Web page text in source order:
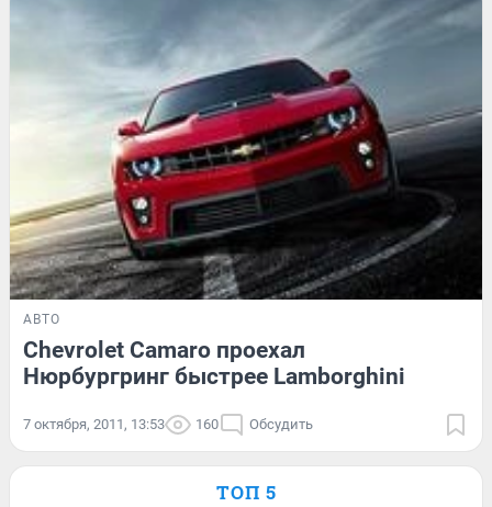
АВТО
Chevrolet Camaro проехал
Нюрбургринг быстрее Lamborghini
7 октября, 2011, 13:53 160 Обсудить
ТОП 5